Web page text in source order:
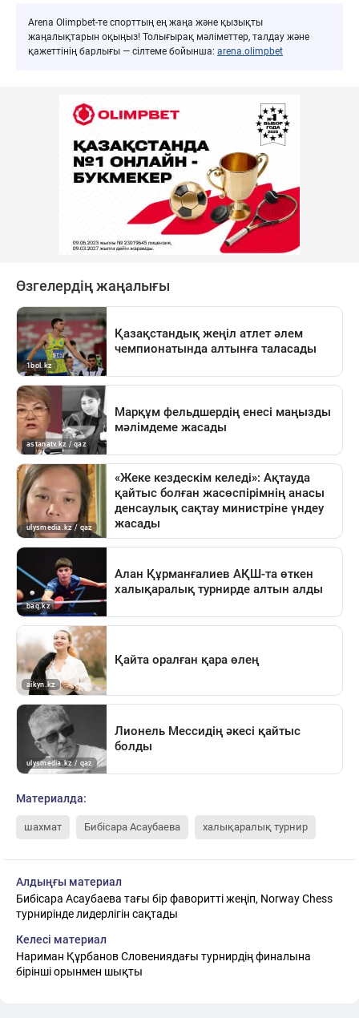
Arena Olimpbet-те спорттың ең жаңа және қызықты
жаңалықтарын оқыңыз! Толығырақ мәліметтер, талдау және
қажеттінің барлығы — сілтеме бойынша: arena.olimpbet
Материалда:
шахмат Бибісара Асаубаева халықаралық турнир
Алдыңғы материал
Бибісара Асаубаева тағы бір фаворитті жеңіп, Norway Chess
турнирінде лидерлігін сақтады
Келесі материал
Нариман Құрбанов Словениядағы турнирдің финалына
бірінші орынмен шықты